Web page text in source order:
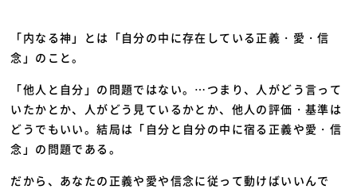
「内なる神」とは「自分の中に存在している正義・愛・信
念」のこと。
「他人と自分」の問題ではない。… つまり、人がどう言って
いたかとか、人がどう見ているかとか、他人の評価・基準は
どうでもいい。結局は「自分と自分の中に宿る正義や愛・信
念」の問題である。
だから、あなたの正義や愛や信念に従って動けばいいんで